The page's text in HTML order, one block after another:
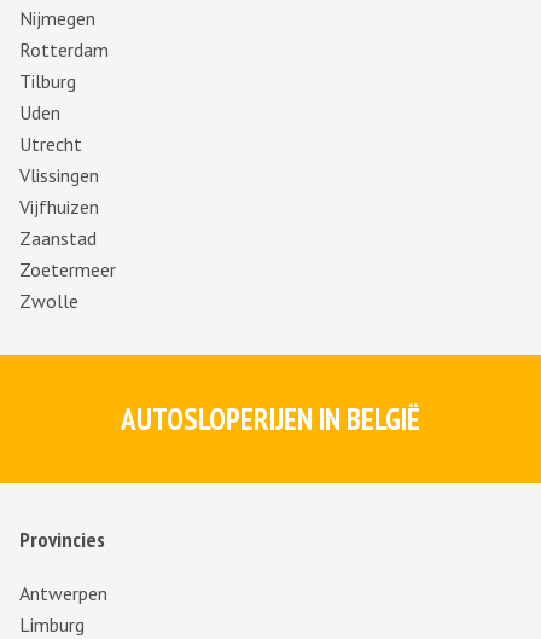
Nijmegen
Rotterdam
Tilburg
Uden
Utrecht
Vlissingen
Vijfhuizen
Zaanstad
Zoetermeer
Zwolle
AUTOSLOPERIJEN IN BELGIË
Provincies
Antwerpen
Limburg